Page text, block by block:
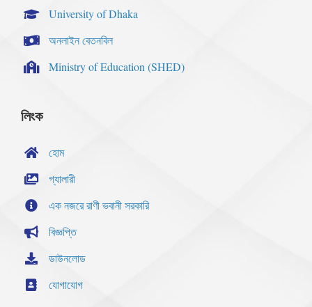
University of Dhaka
অনলাইন বেতনবিল
Ministry of Education (SHED)
লিংক
হোম
গ্যালারী
এক নজরে রাণী ভবানী সরকারি
বিজ্ঞপ্তি
ডাউনলোড
যোগাযোগ